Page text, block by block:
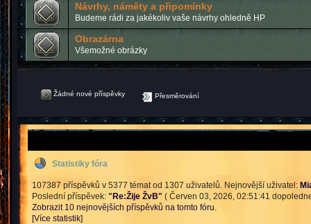
Návrhy, náměty a připomínky
Budeme rádi za jakékoliv vaše návrhy ohledně HP
Obrazárna
Všemožné obrázky
Žádné nové příspěvky Přesměrování
Statistiky fóra
107387 příspěvků v 5377 témat od 1307 uživatelů. Nejnovější uživatel:
Poslední příspěvek:" Re:Žije ŽvB" ( Červen 03, 2026, 02:51:41
Zobrazit 10 nejnovějších příspěvků na tomto fóru.
[Více statistik]